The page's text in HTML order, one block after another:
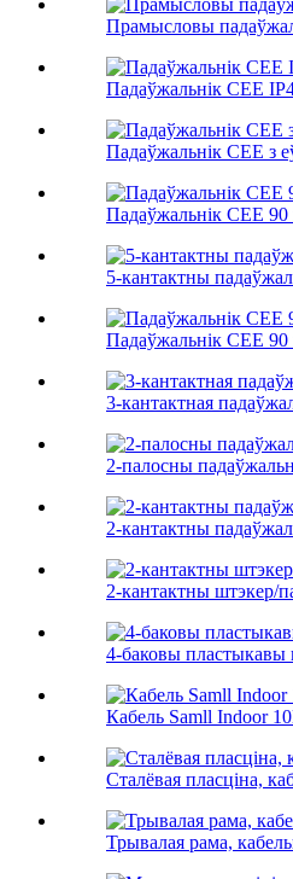
Прамысловы
Падаўжальнік CEE
Падаўжальнік CEE з
Падаўжальнік CEE 90
5-кантактны
Падаўжальнік CEE 90
3-кантактная
2-палосны
2-кантактны
2-кантактны штэкер/
4-баковы пластыкавы
Кабель Samll Indoor
Сталёвая пласціна,
Трывалая рама,